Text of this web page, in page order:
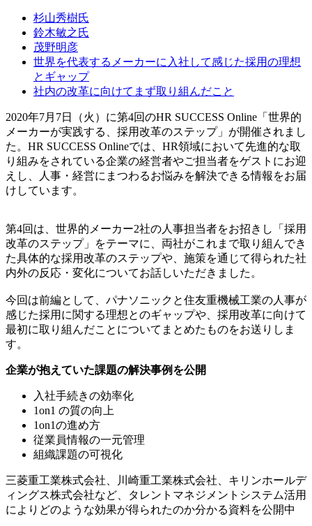
杉山秀樹氏
鈴木敏之氏
茂野明彦
世界を代表するメーカーに入社して感じた採用の理想
とギャップ
社内の改革に向けてまず取り組んだこと
2020年7月7日（火）に第4回のHR SUCCESS Online「世界的
メーカーが実践する、採用改革のステップ」が開催されまし
た。HR SUCCESS Onlineでは、HR領域において先進的な取
り組みをされている企業の経営者やご担当者をゲストにお迎
えし、人事・経営にまつわるお悩みを解決できる情報をお届
けしています。
第4回は、世界的メーカー2社の人事担当者をお招きし「採用
改革のステップ」をテーマに、両社がこれまで取り組んでき
た具体的な採用改革のステップや、施策を通じて得られた社
内外の反応・変化についてお話しいただきました。
今回は前編として、パナソニックと住友重機械工業の人事が
感じた採用に関する理想とのギャップや、採用改革に向けて
最初に取り組んだことについてまとめたものをお送りしま
す。
企業が抱えていた課題の解決事例を公開
入社手続きの効率化
1on1 の質の向上
1on1の進め方
従業員情報の一元管理
組織課題の可視化
三菱重工業株式会社、川崎重工業株式会社、キリンホールデ
ィングス株式会社など、タレントマネジメントシステム活用
によりどのような効果が得られたのか分かる資料を公開中